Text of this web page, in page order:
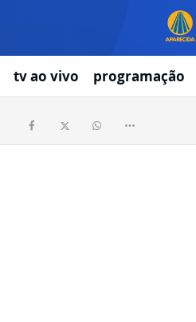
tv ao vivo programação